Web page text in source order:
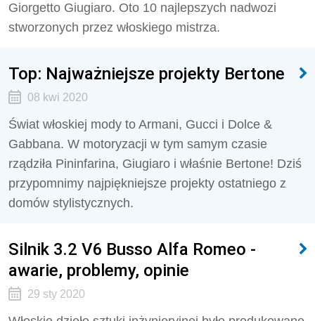
Giorgetto Giugiaro. Oto 10 najlepszych nadwozi
stworzonych przez włoskiego mistrza.
Top: Najważniejsze projekty Bertone
08 kwi 2020
Świat włoskiej mody to Armani, Gucci i Dolce &
Gabbana. W motoryzacji w tym samym czasie
rządziła Pininfarina, Giugiaro i właśnie Bertone! Dziś
przypomnimy najpiękniejsze projekty ostatniego z
domów stylistycznych.
Silnik 3.2 V6 Busso Alfa Romeo -
awarie, problemy, opinie
29 sty 2020